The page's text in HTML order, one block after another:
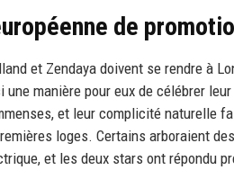
de
et Zendaya doivent se rendre à
une manière pour eux de célébrer
et leur complicité naturelle
loges. Certains arboraient
et les deux stars ont répondu